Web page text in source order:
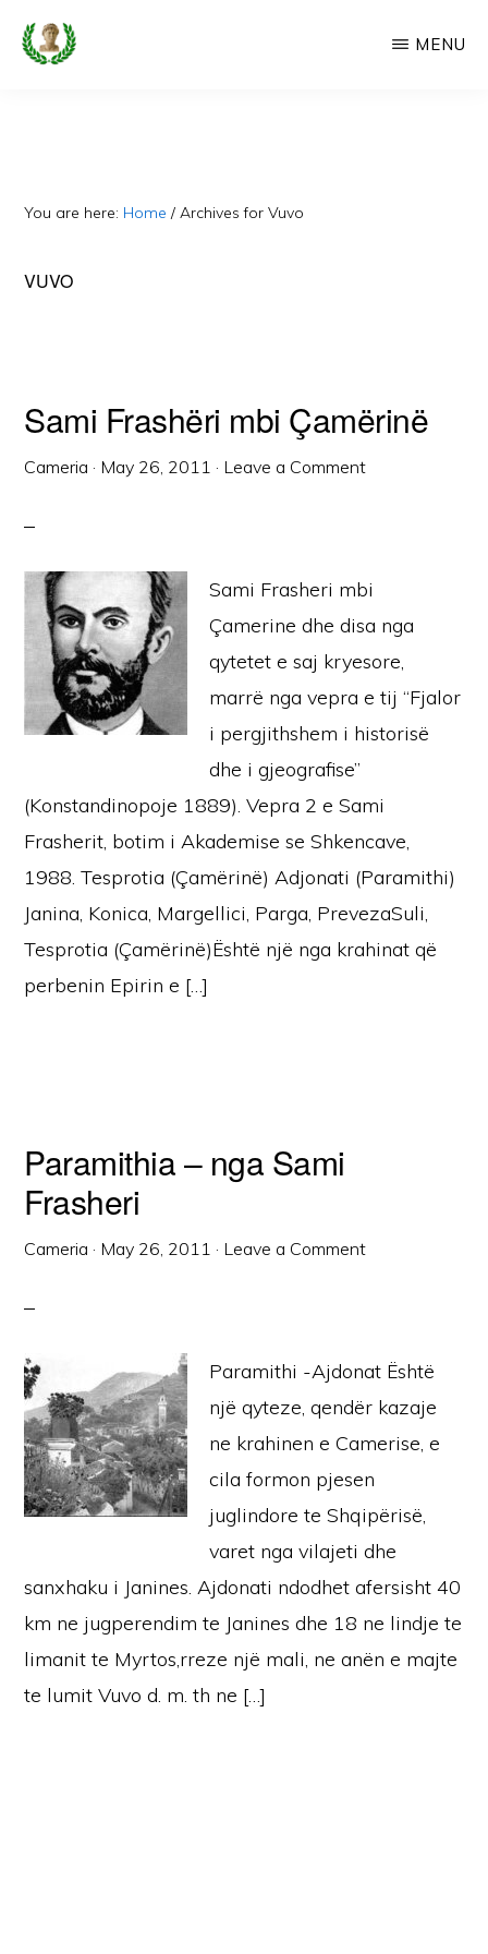
Skip
Faqe
Dedikuar
MENU
You are here: Home / Archives for Vuvo
VUVO
Sami Frashëri mbi Çamërinë
Cameria · May 26, 2011 · Leave a Comment
Sami Frasheri mbi
Çamerine dhe disa nga
qytetet e saj kryesore,
marrë nga vepra e tij “Fjalor
i pergjithshem i historisë
dhe i gjeografise”
(Konstandinopoje 1889). Vepra 2 e Sami
Frasherit, botim i Akademise se Shkencave,
1988. Tesprotia (Çamërinë) Adjonati (Paramithi)
Janina, Konica, Margellici, Parga, PrevezaSuli,
Tesprotia (Çamërinë)Është një nga krahinat që
perbenin Epirin e […]
Paramithia – nga Sami
Frasheri
Cameria · May 26, 2011 · Leave a Comment
Paramithi -Ajdonat Është
një qyteze, qendër kazaje
ne krahinen e Camerise, e
cila formon pjesen
juglindore te Shqipërisë,
varet nga vilajeti dhe
sanxhaku i Janines. Ajdonati ndodhet afersisht 40
km ne jugperendim te Janines dhe 18 ne lindje te
limanit te Myrtos,rreze një mali, ne anën e majte
te lumit Vuvo d. m. th ne […]